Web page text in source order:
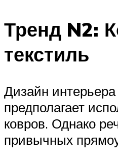
Тренд N2:
текстиль
Дизайн
предполагает
ковров. Однако
привычных